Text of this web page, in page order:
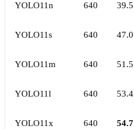
YOLO11n 640 39.5
YOLO11s 640 47.0
YOLO11m 640 51.5
YOLO11l 640 53.4
YOLO11x 640 54.7